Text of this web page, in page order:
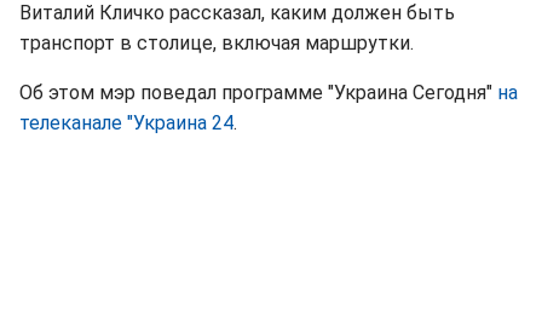
Виталий Кличко рассказал, каким должен быть
транспорт в столице, включая маршрутки.
Об этом мэр поведал программе "Украина Сегодня" на
телеканале "Украина 24.